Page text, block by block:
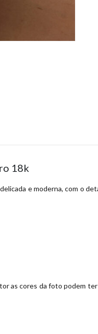
18k
e moderna, com o
as cores da foto podem ter